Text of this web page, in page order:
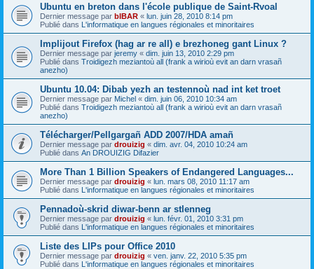
Ubuntu en breton dans l'école publique de Saint-Rvoal
Dernier message par bIBAR « lun. juin 28, 2010 8:14 pm
Publié dans L'informatique en langues régionales et minoritaires
Implijout Firefox (hag ar re all) e brezhoneg gant Linux ?
Dernier message par jeremy « dim. juin 13, 2010 2:29 pm
Publié dans Troidigezh meziantoù all (frank a wirioù evit an darn vrasañ
anezho)
Ubuntu 10.04: Dibab yezh an testennoù nad int ket troet
Dernier message par Michel « dim. juin 06, 2010 10:34 am
Publié dans Troidigezh meziantoù all (frank a wirioù evit an darn vrasañ
anezho)
Télécharger/Pellgargañ ADD 2007/HDA amañ
Dernier message par drouizig « dim. avr. 04, 2010 10:24 am
Publié dans An DROUIZIG Difazier
More Than 1 Billion Speakers of Endangered Languages...
Dernier message par drouizig « lun. mars 08, 2010 11:17 am
Publié dans L'informatique en langues régionales et minoritaires
Pennadoù-skrid diwar-benn ar stlenneg
Dernier message par drouizig « lun. févr. 01, 2010 3:31 pm
Publié dans L'informatique en langues régionales et minoritaires
Liste des LIPs pour Office 2010
Dernier message par drouizig « ven. janv. 22, 2010 5:35 pm
Publié dans L'informatique en langues régionales et minoritaires